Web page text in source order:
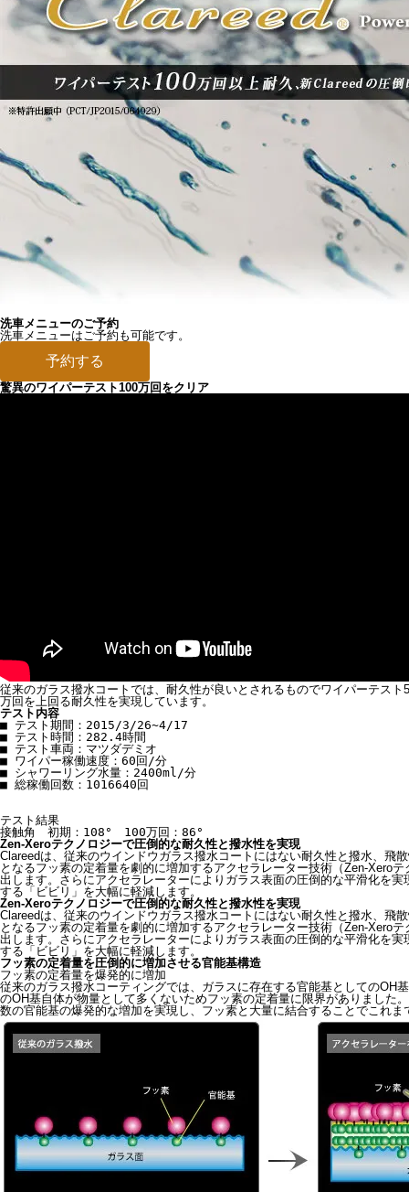
洗車メニューのご予約
洗車メニューはご予約も可能です。
予約する
驚異のワイパーテスト100万回をクリア
従来のガラス撥水コートでは、耐久性が良いとされるものでワイパーテス
万回を上回る耐久性を実現しています。
テスト内容
■ テスト期間：2015/3/26~4/17
■ テスト時間：282.4時間
■ テスト車両：マツダデミオ
■ ワイパー稼働速度：60回/分
■ シャワーリング水量：2400ml/分
■ 総稼働回数：1016640回
テスト結果
Zen-Xeroテクノロジーで圧倒的な耐久性と撥水性を実現
Clareedは、従来のウインドウガラス撥水コートにはない耐久性と撥水、飛
となるフッ素の定着量を劇的に増加するアクセラレーター技術（Zen-Xero
出します。さらにアクセラレーターによりガラス表面の圧倒的な平滑化を
する「ビビリ」を大幅に軽減します。
Zen-Xeroテクノロジーで圧倒的な耐久性と撥水性を実現
Clareedは、従来のウインドウガラス撥水コートにはない耐久性と撥水、飛
となるフッ素の定着量を劇的に増加するアクセラレーター技術（Zen-Xero
出します。さらにアクセラレーターによりガラス表面の圧倒的な平滑化を
する「ビビリ」を大幅に軽減します。
フッ素の定着量を圧倒的に増加させる官能基構造
フッ素の定着量を爆発的に増加
従来のガラス撥水コーティングでは、ガラスに存在する官能基としてのOH
のOH基自体が物量として多くないためフッ素の定着量に限界がありました
数の官能基の爆発的な増加を実現し、フッ素と大量に結合することでこれ